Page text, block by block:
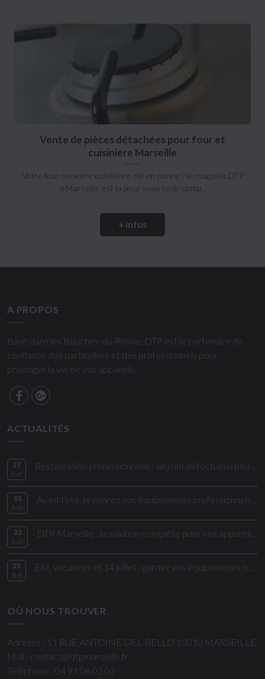
Vente de pièces détachées pour four et
cuisinière Marseille
Votre four ou votre cuisinière est en panne ? le magasin DTP
a Marseille est la pour vous tenir comp...
+ infos
A PROPOS
Basé dans les Bouches-du-Rhône, DTP est le partenaire de
confiance des particuliers et des professionnels pour
prolonger la vie de vos appareils.
ACTUALITÉS
27
Avr
01
Juin
22
Juin
21
Juil
OÙ NOUS TROUVER
Adresse : 11 RUE ANTOINE DEL BELLO 13010 MARSEILLE
Mail : contact@dtpmarseille.fr
Téléphone : 04 91 08 02 01